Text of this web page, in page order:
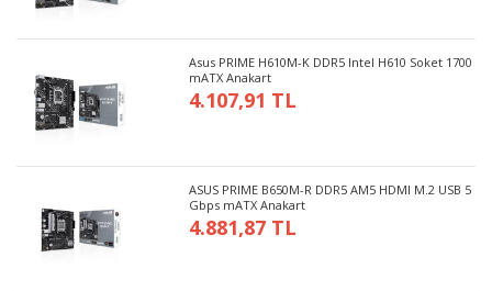
Asus PRIME H610M-K DDR5 Intel H610 Soket 1700
mATX Anakart
4.107,91 TL
ASUS PRIME B650M-R DDR5 AM5 HDMI M.2 USB 5
Gbps mATX Anakart
4.881,87 TL